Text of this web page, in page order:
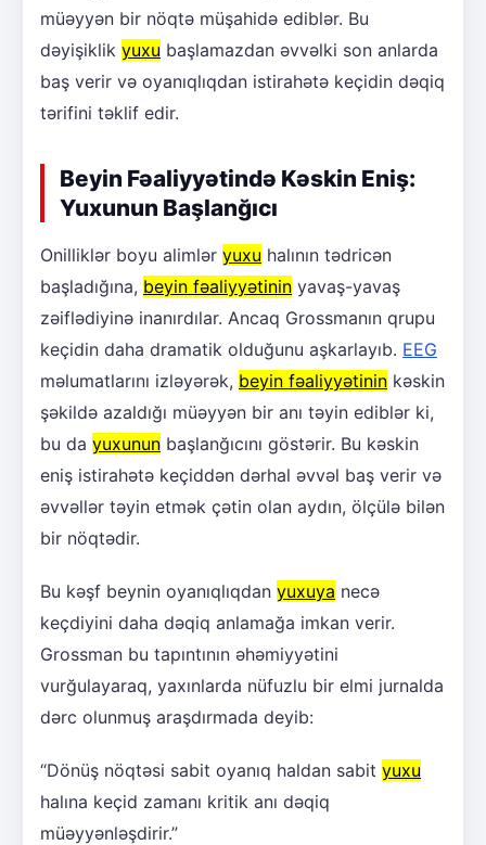
müəyyən bir nöqtə müşahidə ediblər. Bu
dəyişiklik yuxu başlamazdan əvvəlki son anlarda
baş verir və oyanıqlıqdan istirahətə keçidin dəqiq
tərifini təklif edir.
Beyin Fəaliyyətində Kəskin Eniş:
Yuxunun Başlanğıcı
Onilliklər boyu alimlər yuxu halının tədricən
başladığına, beyin fəaliyyətinin yavaş-yavaş
zəiflədiyinə inanırdılar. Ancaq Grossmanın qrupu
keçidin daha dramatik olduğunu aşkarlayıb. EEG
məlumatlarını izləyərək, beyin fəaliyyətinin kəskin
şəkildə azaldığı müəyyən bir anı təyin ediblər ki,
bu da yuxunun başlanğıcını göstərir. Bu kəskin
eniş istirahətə keçiddən dərhal əvvəl baş verir və
əvvəllər təyin etmək çətin olan aydın, ölçülə bilən
bir nöqtədir.
Bu kəşf beynin oyanıqlıqdan yuxuya necə
keçdiyini daha dəqiq anlamağa imkan verir.
Grossman bu tapıntının əhəmiyyətini
vurğulayaraq, yaxınlarda nüfuzlu bir elmi jurnalda
dərc olunmuş araşdırmada deyib:
“Dönüş nöqtəsi sabit oyanıq haldan sabit yuxu
halına keçid zamanı kritik anı dəqiq
müəyyənləşdirir.”